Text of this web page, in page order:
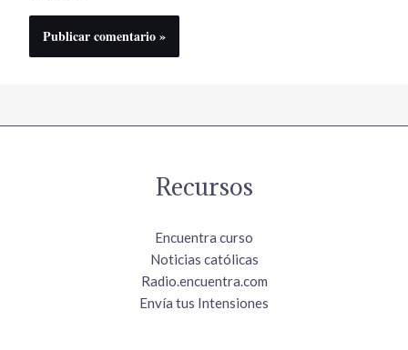
Recursos
Encuentra curso
Noticias católicas
Radio.encuentra.com
Envía tus Intensiones